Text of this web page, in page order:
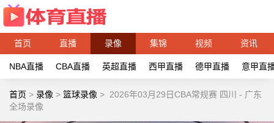
首页 直播 录像 集锦 视频 资讯
NBA直播 CBA直播 英超直播 西甲直播 德甲直播 意甲直
首页 > 录像 > 篮球录像 > 2026年03月29日CBA常规赛 四川 - 广东
全场录像